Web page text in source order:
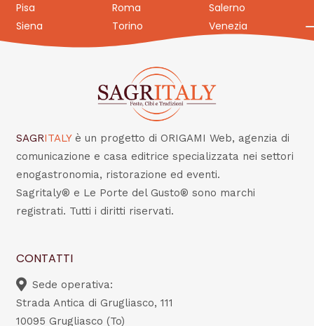
Pisa
Roma
Salerno
Siena
Torino Venezia
SAGRITALY è un progetto di ORIGAMI Web, agenzia di
comunicazione e casa editrice specializzata nei settori
enogastronomia, ristorazione ed eventi.
Sagritaly® e Le Porte del Gusto® sono marchi
registrati. Tutti i diritti riservati.
CONTATTI
Sede operativa:
Strada Antica di Grugliasco, 111
10095 Grugliasco (To)